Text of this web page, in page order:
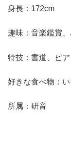
身長：172cm
趣味：音楽鑑賞
特技：書道、ピ
好きな食べ物：
所属：研音